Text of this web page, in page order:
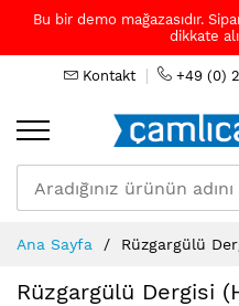
Bu bir demo mağazasıdır.
dikkate
Kontakt +49 (0)
to
Content
Ana Sayfa Rüzgargülü
Rüzgargülü Dergisi